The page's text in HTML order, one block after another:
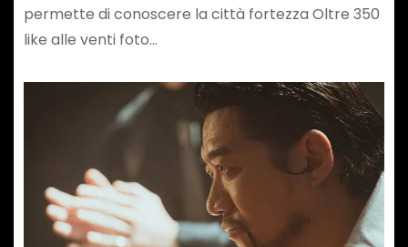
permette di conoscere la città fortezza Oltre 350
like alle venti foto…